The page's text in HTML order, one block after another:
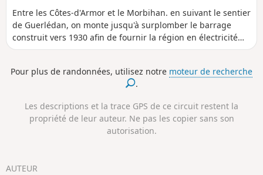
Entre les Côtes-d'Armor et le Morbihan. en suivant le sentier
de Guerlédan, on monte jusqu'à surplomber le barrage
construit vers 1930 afin de fournir la région en électricité
puis à travers landes et bois, on redescend jusqu'au Canal
on passe près d'une petite église intéressante et du musée
de l'électricité. À voir également à la sortie du bourg le petit
Pour plus de randonnées, utilisez notre moteur de recherche
.
Les descriptions et la trace GPS de ce circuit restent la
propriété de leur auteur. Ne pas les copier sans son
autorisation.
AUTEUR